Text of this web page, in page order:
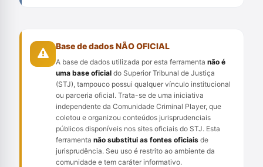
Base de dados NÃO OFICIAL
A base de dados utilizada por esta ferramenta não é
uma base oficial do Superior Tribunal de Justiça
(STJ), tampouco possui qualquer vínculo institucional
ou parceria oficial. Trata-se de uma iniciativa
independente da Comunidade Criminal Player, que
coletou e organizou conteúdos jurisprudenciais
públicos disponíveis nos sites oficiais do STJ. Esta
ferramenta não substitui as fontes oficiais de
jurisprudência. Seu uso é restrito ao ambiente da
comunidade e tem caráter informativo.